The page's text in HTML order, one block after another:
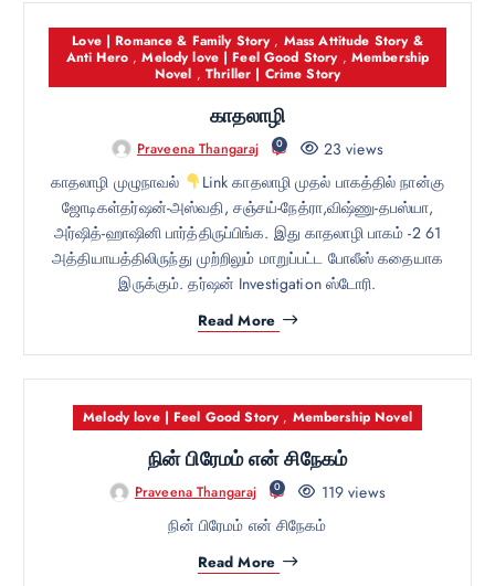
Love | Romance & Family Story, Mass Attitude Story &
Anti Hero,Melody love | Feel Good Story, Membership
Novel ,Thriller | Crime Story
காதலாழி
Praveena Thangaraj 0
23 views
காதலாழி முழுநாவல்
Link காதலாழி முதல் பாகத்தில் நான்கு
ஜோடிகள்தர்ஷன்-அஸ்வதி, சஞ்சய்-நேத்ரா,விஷ்ணு-தபஸ்யா,
அர்ஷித்-ஹாஷினி பார்த்திருப்பிங்க. இது காதலாழி பாகம் -2 61
அத்தியாயத்திலிருந்து முற்றிலும் மாறுப்பட்ட போலீஸ் கதையாக
இருக்கும். தர்ஷன் Investigation ஸ்டோரி.
Read More
Melody love | Feel Good Story, Membership Novel
நின் பிரேமம் என் சிநேகம்
Praveena Thangaraj 0
119 views
நின் பிரேமம் என் சிநேகம்
Read More